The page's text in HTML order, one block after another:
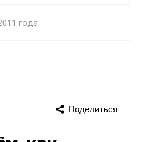
года
Поделиться